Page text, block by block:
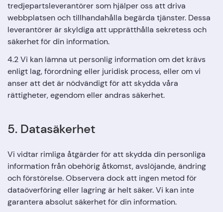
tredjepartsleverantörer som hjälper oss att driva
webbplatsen och tillhandahålla begärda tjänster. Dessa
leverantörer är skyldiga att upprätthålla sekretess och
säkerhet för din information.
4.2 Vi kan lämna ut personlig information om det krävs
enligt lag, förordning eller juridisk process, eller om vi
anser att det är nödvändigt för att skydda våra
rättigheter, egendom eller andras säkerhet.
5. Datasäkerhet
Vi vidtar rimliga åtgärder för att skydda din personliga
information från obehörig åtkomst, avslöjande, ändring
och förstörelse. Observera dock att ingen metod för
dataöverföring eller lagring är helt säker. Vi kan inte
garantera absolut säkerhet för din information.